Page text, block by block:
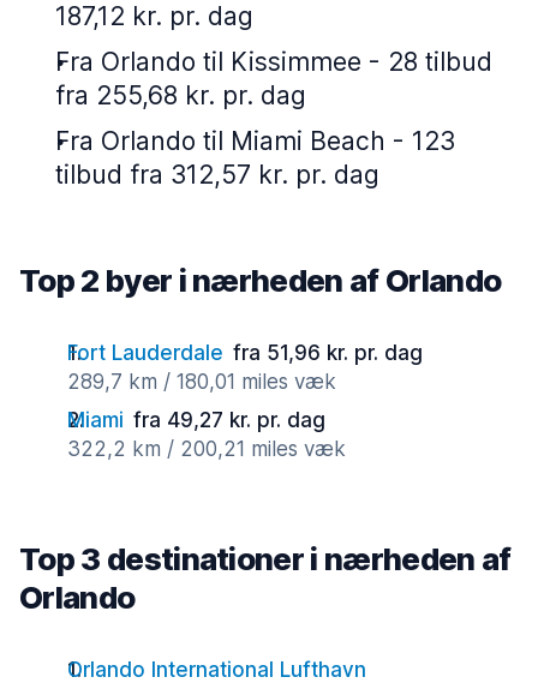
187,12 kr. pr. dag
Fra Orlando til Kissimmee - 28 tilbud
fra 255,68 kr. pr. dag
Fra Orlando til Miami Beach - 123
tilbud fra 312,57 kr. pr. dag
Top 2 byer i nærheden af Orlando
Fort Lauderdale fra 51,96 kr. pr. dag
289,7 km / 180,01 miles væk
Miami fra 49,27 kr. pr. dag
322,2 km / 200,21 miles væk
Top 3 destinationer i nærheden af
Orlando
Orlando International Lufthavn